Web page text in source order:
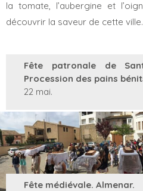
la tomate, l’aubergine et
découvrir la saveur de cette ville.
Fête patronale de
Procession des pains
22 mai.
Fête médiévale. Almenar.